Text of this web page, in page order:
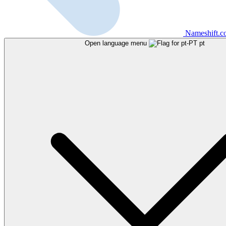
Open language menu pt